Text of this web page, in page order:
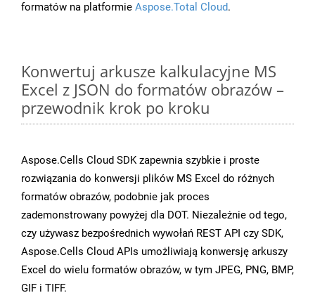
formatów na platformie Aspose.Total Cloud.
Konwertuj arkusze kalkulacyjne MS
Excel z JSON do formatów obrazów –
przewodnik krok po kroku
Aspose.Cells Cloud SDK zapewnia szybkie i proste
rozwiązania do konwersji plików MS Excel do różnych
formatów obrazów, podobnie jak proces
zademonstrowany powyżej dla DOT. Niezależnie od tego,
czy używasz bezpośrednich wywołań REST API czy SDK,
Aspose.Cells Cloud APIs umożliwiają konwersję arkuszy
Excel do wielu formatów obrazów, w tym JPEG, PNG, BMP,
GIF i TIFF.